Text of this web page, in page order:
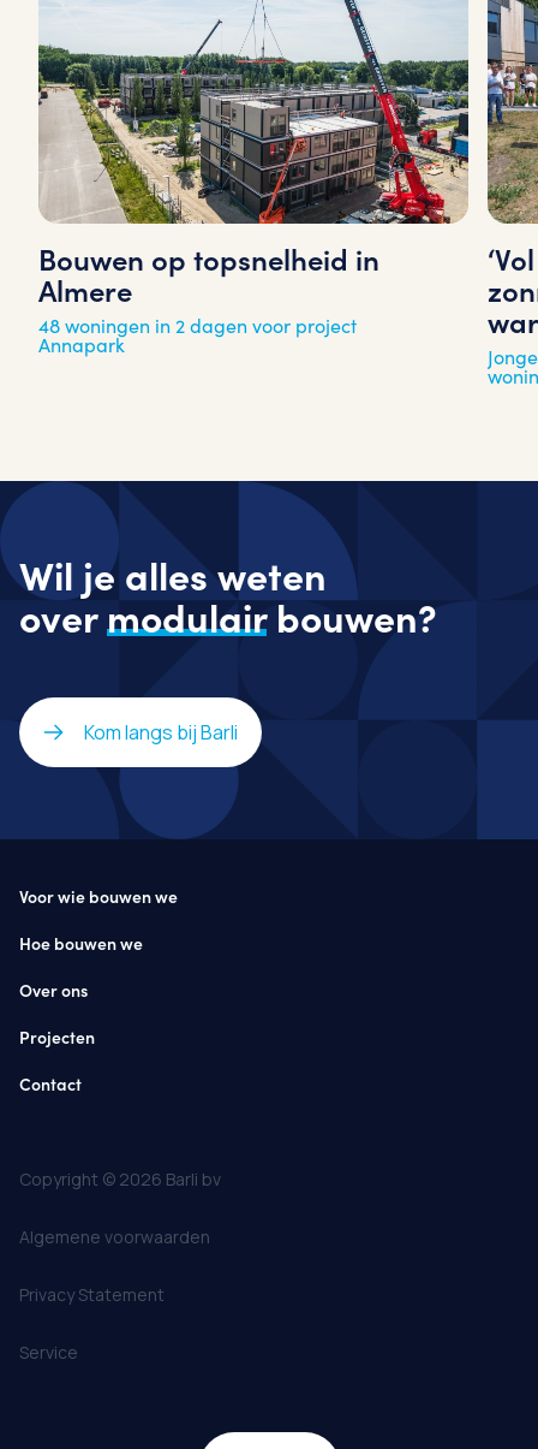
Bouwen op topsnelheid in
Almere
48 woningen in 2 dagen voor project
Annapark
Wil je alles weten
overmodulairbouwen?
Kom langs bij Barli
Voor wie bouwen we
Hoe bouwen we
Over ons
Projecten
Contact
Copyright © 2026 Barli bv
Algemene voorwaarden
Privacy Statement
Service